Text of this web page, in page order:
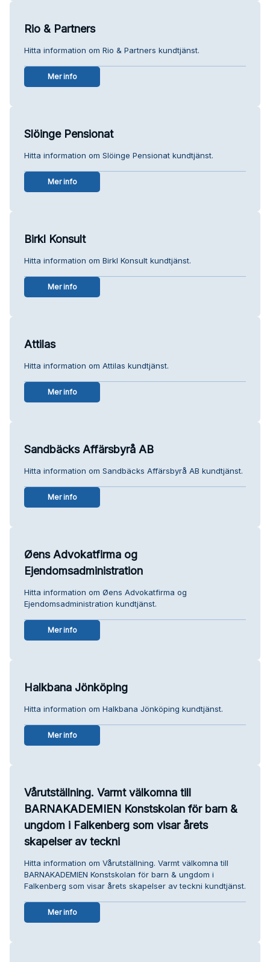
Rio & Partners
Hitta information om Rio & Partners kundtjänst.
Mer info
Slöinge Pensionat
Hitta information om Slöinge Pensionat kundtjänst.
Mer info
Birkl Konsult
Hitta information om Birkl Konsult kundtjänst.
Mer info
Attilas
Hitta information om Attilas kundtjänst.
Mer info
Sandbäcks Affärsbyrå AB
Hitta information om Sandbäcks Affärsbyrå AB kundtjänst.
Mer info
Øens Advokatfirma og
Ejendomsadministration
Hitta information om Øens Advokatfirma og
Ejendomsadministration kundtjänst.
Mer info
Halkbana Jönköping
Hitta information om Halkbana Jönköping kundtjänst.
Mer info
Vårutställning. Varmt välkomna till
BARNAKADEMIEN Konstskolan för barn &
ungdom i Falkenberg som visar årets
skapelser av teckni
Hitta information om Vårutställning. Varmt välkomna till
BARNAKADEMIEN Konstskolan för barn & ungdom i
Falkenberg som visar årets skapelser av teckni kundtjänst.
Mer info